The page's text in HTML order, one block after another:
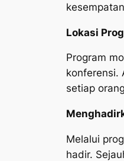
Lokasi
Program
konferensi.
setiap
Melalui
hadir.